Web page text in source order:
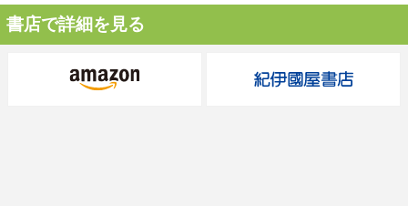
書店で詳細を見る